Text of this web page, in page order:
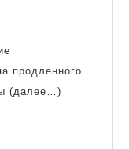
продленного
(далее…)